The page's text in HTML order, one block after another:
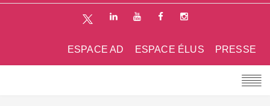
PRESSE
ESPACE ÉLUS
ESPACE AD